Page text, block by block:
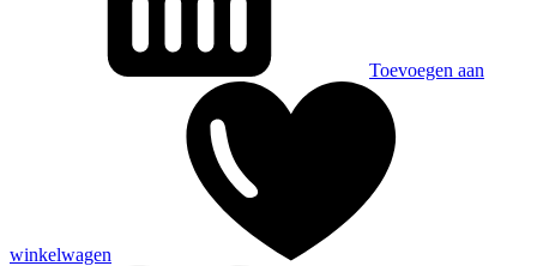
Toevoegen aan
winkelwagen